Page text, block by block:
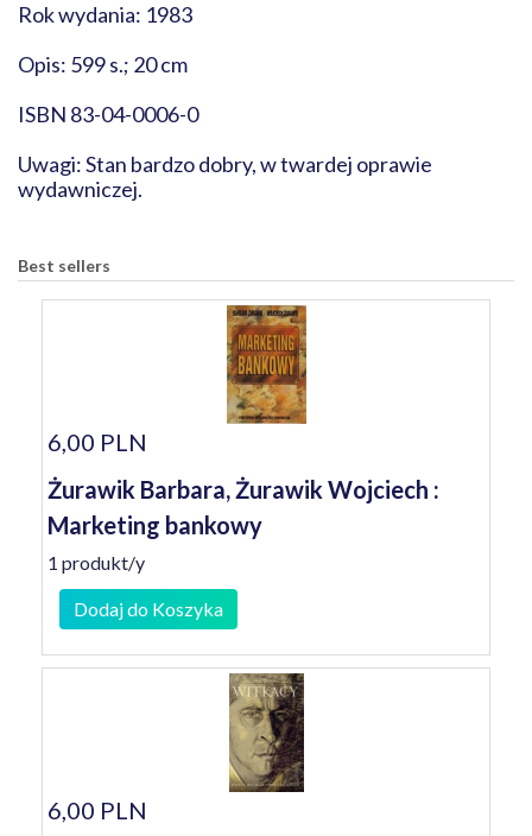
Rok wydania: 1983
Opis: 599 s.; 20 cm
ISBN 83-04-0006-0
Uwagi: Stan bardzo dobry, w twardej oprawie
wydawniczej.
Best sellers
6,00 PLN
Żurawik Barbara, Żurawik Wojciech :
Marketing bankowy
1 produkt/y
Dodaj do Koszyka
6,00 PLN